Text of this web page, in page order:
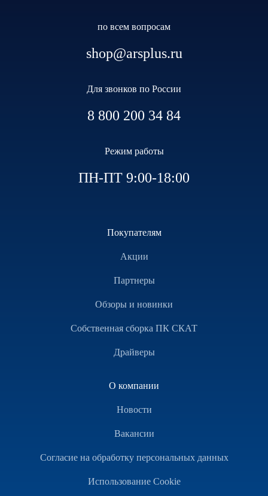
по всем вопросам
shop@arsplus.ru
Для звонков по России
8 800 200 34 84
Режим работы
ПН-ПТ 9:00-18:00
Покупателям
Акции
Партнеры
Обзоры и новинки
Собственная сборка ПК СКАТ
Драйверы
О компании
Новости
Вакансии
Согласие на обработку персональных данных
Использование Cookie